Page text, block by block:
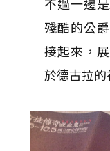
殘酷的公
接起來，
於德古拉的